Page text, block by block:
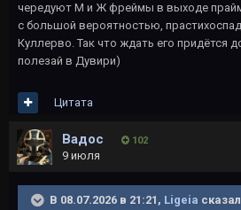
чередуют М и Ж фреймы в выходе
с большой вероятностью,
Куллерво. Так что ждать его придётся
полезай в Дувири)
Цитата
Вадос 102
9 июля
В 08.07.2026 в 21:21, Ligeia